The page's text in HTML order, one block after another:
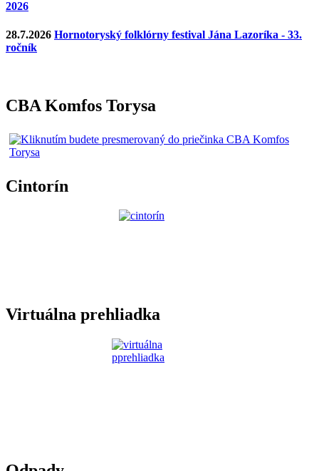
2026
28.7.2026 Hornotoryský folklórny festival Jána Lazoríka - 33.
ročník
CBA Komfos Torysa
Cintorín
Virtuálna prehliadka